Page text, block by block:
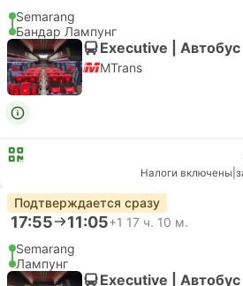
Semarang
Бандар Лампунг
Executive | Автобус
MTrans
Налоги включены
Подтверждается сразу
17:55 11:05+1 17 ч. 10 м.
Semarang
Лампунг
Executive | Автобус